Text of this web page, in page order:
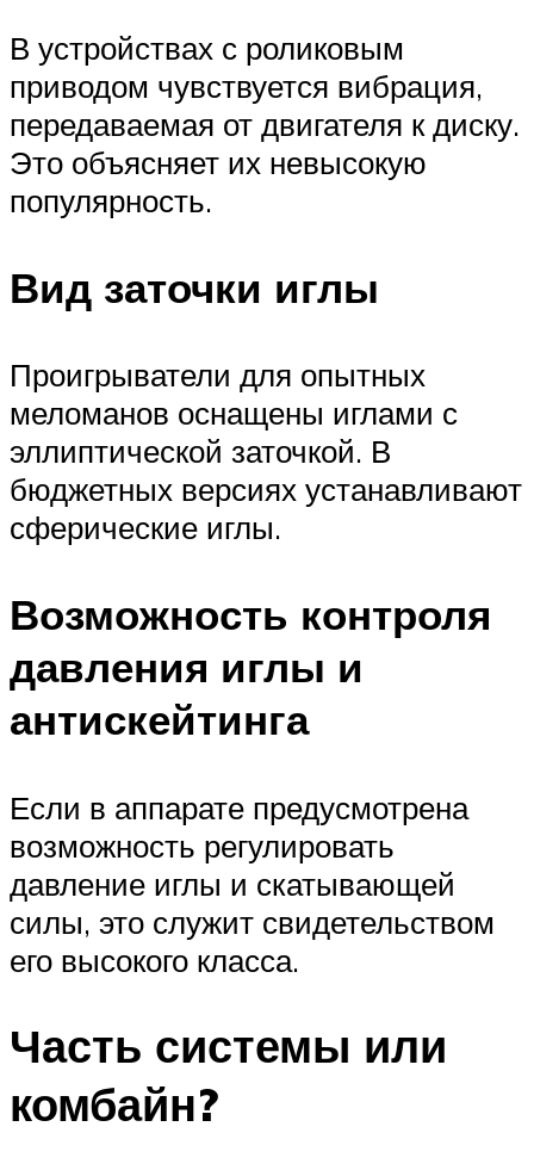
В устройствах с роликовым
приводом чувствуется вибрация,
передаваемая от двигателя к диску.
Это объясняет их невысокую
популярность.
Вид заточки иглы
Проигрыватели для опытных
меломанов оснащены иглами с
эллиптической заточкой. В
бюджетных версиях устанавливают
сферические иглы.
Возможность контроля
давления иглы и
антискейтинга
Если в аппарате предусмотрена
возможность регулировать
давление иглы и скатывающей
силы, это служит свидетельством
его высокого класса.
Часть системы или
комбайн?